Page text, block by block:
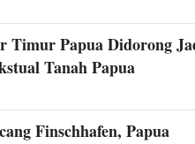
Timur Papua Didorong
Tanah Papua
Finschhafen, Papua